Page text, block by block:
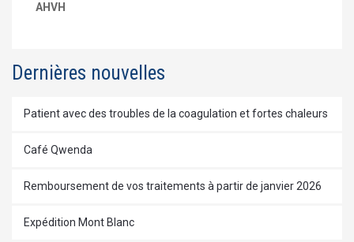
AHVH
Dernières nouvelles
Patient avec des troubles de la coagulation et fortes chaleurs
Café Qwenda
Remboursement de vos traitements à partir de janvier 2026
Expédition Mont Blanc